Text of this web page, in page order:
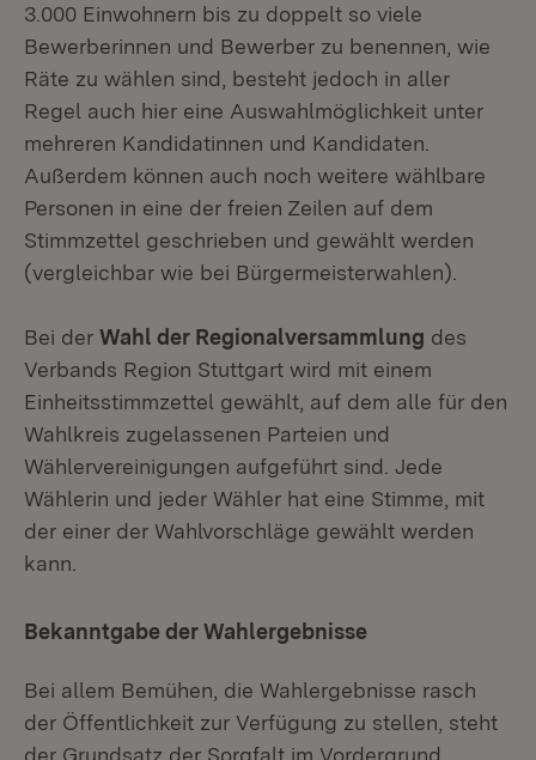
3.000 Einwohnern bis zu doppelt so viele
Bewerberinnen und Bewerber zu benennen, wie
Räte zu wählen sind, besteht jedoch in aller
Regel auch hier eine Auswahlmöglichkeit unter
mehreren Kandidatinnen und Kandidaten.
Außerdem können auch noch weitere wählbare
Personen in eine der freien Zeilen auf dem
Stimmzettel geschrieben und gewählt werden
(vergleichbar wie bei Bürgermeisterwahlen).
Bei der Wahl der Regionalversammlung des
Verbands Region Stuttgart wird mit einem
Einheitsstimmzettel gewählt, auf dem alle für den
Wahlkreis zugelassenen Parteien und
Wählervereinigungen aufgeführt sind. Jede
Wählerin und jeder Wähler hat eine Stimme, mit
der einer der Wahlvorschläge gewählt werden
kann.
Bekanntgabe der Wahlergebnisse
Bei allem Bemühen, die Wahlergebnisse rasch
der Öffentlichkeit zur Verfügung zu stellen, steht
der Grundsatz der Sorgfalt im Vordergrund.